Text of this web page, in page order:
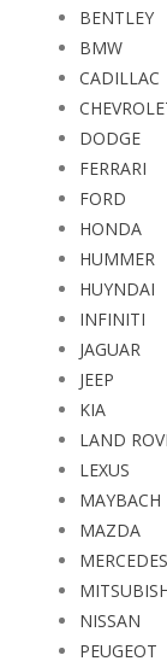
BENTLEY
BMW
CADILLAC
DODGE
FERRARI
FORD
HONDA
HUMMER
HUYNDAI
INFINITI
JAGUAR
JEEP
KIA
LAND
LEXUS
MAYBACH
MAZDA
MERCEDES
NISSAN
PEUGEOT